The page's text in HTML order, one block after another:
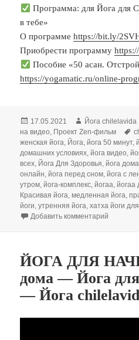
Программа: для Йога
в тебе»
О программеhttps://bit.ly/
Приобрести программу
Пособие «50 асан.
https://yogamatic.ru/online-
Опубликовано
17.05.2021 Автор
Йога chilelavida
на видео, Проект Zen-фильм
женская йога, Йога,йога 50 минут,
домашних условиях,йога видео,
всех, Йога Для Здоровья,йога дома
онлайн,йога перед сном,йога с
утром,йога-комплекс,йогаа,йогаа
Красивая йога,медленная йога,
йоги,утренняя йога,хатха йоги
Добавить комментарий
ЙОГА ДЛЯ
дома — Йога
— Йога